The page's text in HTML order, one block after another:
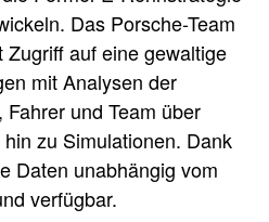
Das Porsche-Team
auf eine gewaltige
mit Analysen der
und Team über
zu Simulationen. Dank
Daten unabhängig vom
verfügbar.